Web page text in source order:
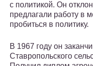
с политикой. Он
предлагали работу в
пробиться в политику.
В 1967 году он
Ставропольского